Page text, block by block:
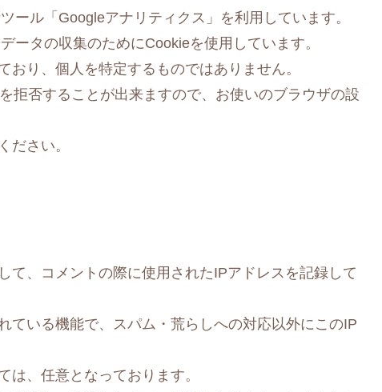
ール「Googleアナリティクス」を利用しています。
ータの収集のためにCookieを使用しています。
り、個人を特定するものではありません。
拒否することが出来ますので、お使いのブラウザの設
ださい。
て、コメントの際に使用されたIPアドレスを記録して
ている機能で、スパム・荒らしへの対応以外にこのIP
は、任意となっております。